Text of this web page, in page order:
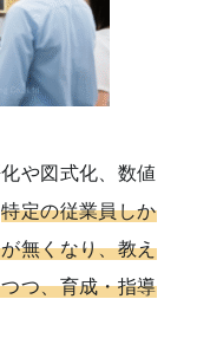
や図式化、数値
特定の従業員しか
無くなり、教え
つ、育成・指導